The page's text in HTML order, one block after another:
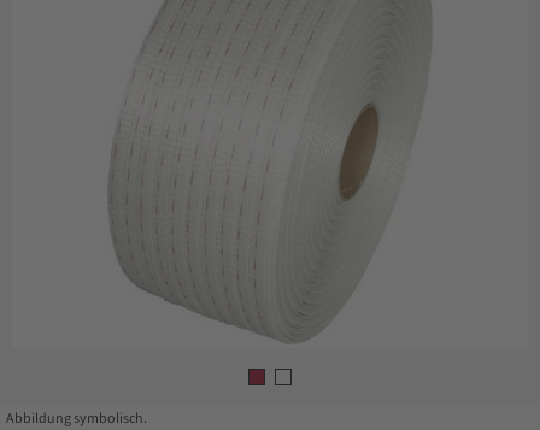
Abbildung symbolisch.